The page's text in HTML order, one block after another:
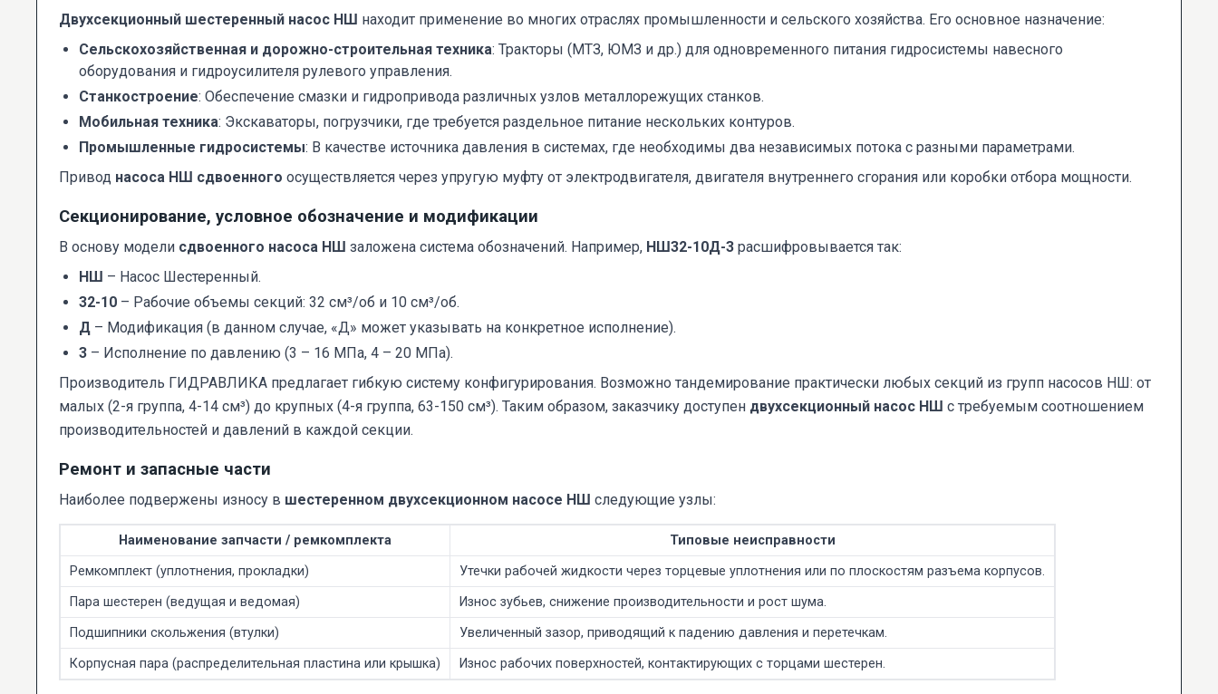
Двухсекционный шестеренный насос НШ находит применение во многих отраслях промышленности и сельского хозяйства. Его основное назначение:
Сельскохозяйственная и дорожно-строительная техника: Тракторы (МТЗ, ЮМЗ и др.) для одновременного питания гидросистемы навесного
оборудования и гидроусилителя рулевого управления.
Станкостроение: Обеспечение смазки и гидропривода различных узлов металлорежущих станков.
Мобильная техника: Экскаваторы, погрузчики, где требуется раздельное питание нескольких контуров.
Промышленные гидросистемы: В качестве источника давления в системах, где необходимы два независимых потока с разными параметрами.
Привод насоса НШ сдвоенного осуществляется через упругую муфту от электродвигателя, двигателя внутреннего сгорания или коробки отбора мощности.
Секционирование, условное обозначение и модификации
В основу модели сдвоенного насоса НШ заложена система обозначений. Например, НШ32-10Д-3 расшифровывается так:
НШ – Насос Шестеренный.
32-10 – Рабочие объемы секций: 32 см³/об и 10 см³/об.
Д – Модификация (в данном случае, «Д» может указывать на конкретное исполнение).
3 – Исполнение по давлению (3 – 16 МПа, 4 – 20 МПа).
Производитель ГИДРАВЛИКА предлагает гибкую систему конфигурирования. Возможно тандемирование практически любых секций из групп насосов НШ: от
малых (2-я группа, 4-14 см³) до крупных (4-я группа, 63-150 см³). Таким образом, заказчику доступен двухсекционный насос НШ с требуемым соотношением
производительностей и давлений в каждой секции.
Ремонт и запасные части
Наиболее подвержены износу в шестеренном двухсекционном насосе НШ следующие узлы:
Наименование запчасти / ремкомплекта
Типовые неисправности
Ремкомплект (уплотнения, прокладки)
Утечки рабочей жидкости через торцевые уплотнения или по плоскостям разъема корпусов.
Пара шестерен (ведущая и ведомая)
Износ зубьев, снижение производительности и рост шума.
Подшипники скольжения (втулки)
Увеличенный зазор, приводящий к падению давления и перетечкам.
Корпусная пара (распределительная пластина или крышка)
Износ рабочих поверхностей, контактирующих с торцами шестерен.